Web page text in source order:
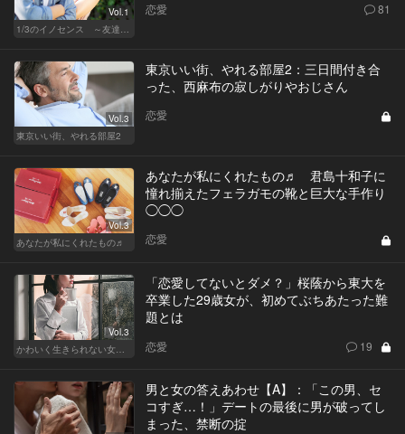
Vol.1
恋愛 81
Vol.3
東京いい街、やれる部屋2
東京いい街、やれる部屋2：三日間付き合
った、西麻布の寂しがりやおじさん
恋愛
Vol.3
あなたが私にくれたもの♬
あなたが私にくれたもの♬ 君島十和子に
憧れ揃えたフェラガモの靴と巨大な手作り
◯◯◯
恋愛
Vol.3
「恋愛してないとダメ？」桜蔭から東大を
卒業した29歳女が、初めてぶちあたった難
題とは
恋愛 19
男と女の答えあわせ【A】：「この男、セ
コすぎ…！」デートの最後に男が破ってし
まった、禁断の掟